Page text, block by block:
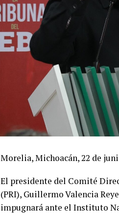
Morelia, Michoacán, 22 de
El presidente del Comité
(PRI), Guillermo Valencia
impugnará ante el Instituto